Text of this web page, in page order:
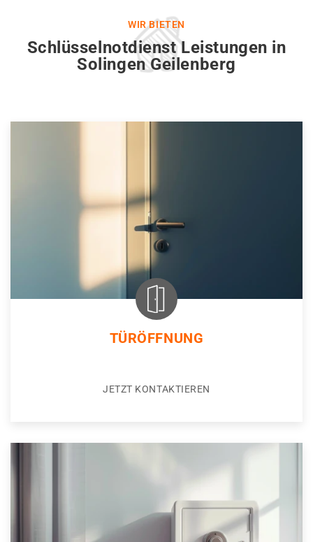
WIR BIETEN
Schlüsselnotdienst Leistungen in
Solingen Geilenberg
TÜRÖFFNUNG
JETZT KONTAKTIEREN